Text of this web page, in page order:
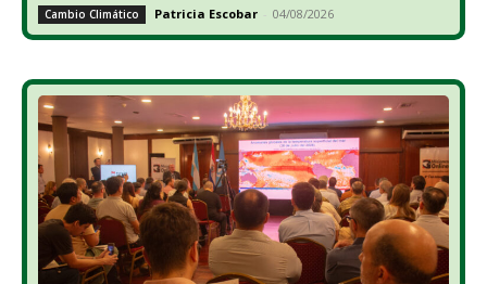
Cambio Climático Patricia Escobar - 04/08/2026